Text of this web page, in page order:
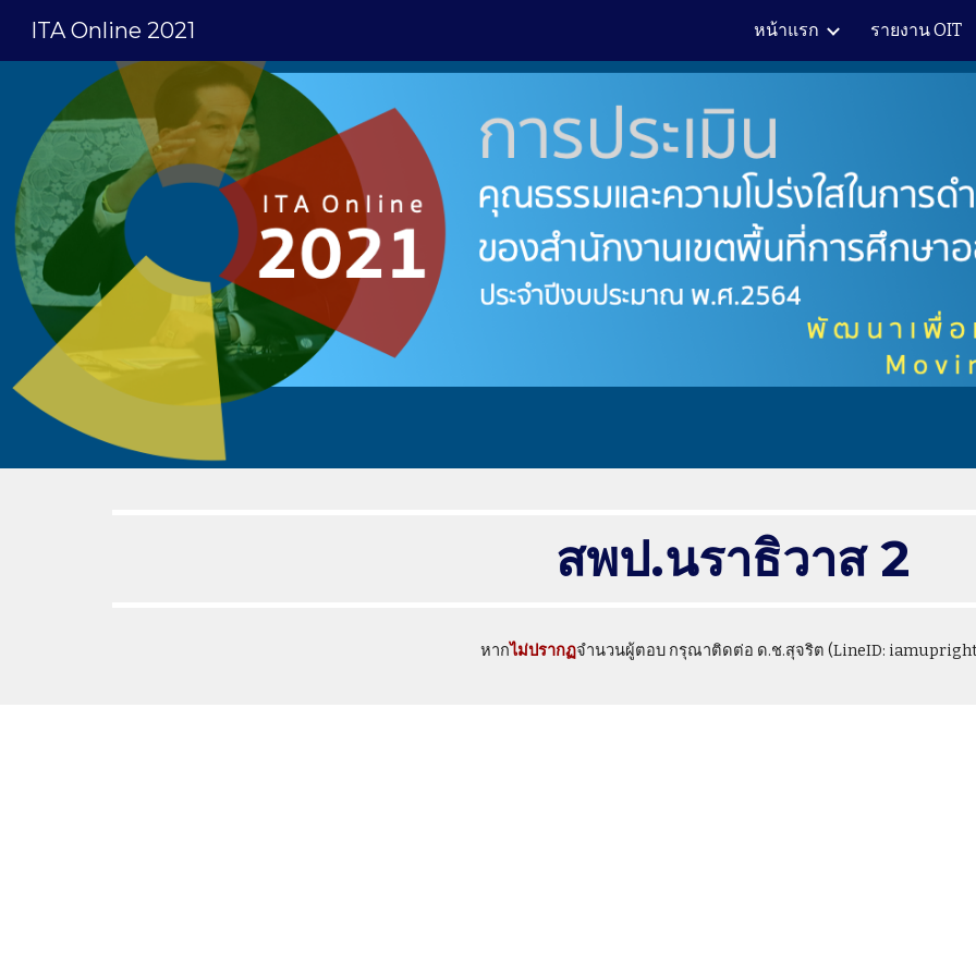
Skip to
ITA Online 2021 หน้าแรก รายงาน OIT
สพป.นราธิวาส 2
หากไม่ปรากฏจำนวนผู้ตอบ กรุณาติดต่อ ด.ช.สุจริต (LineID: